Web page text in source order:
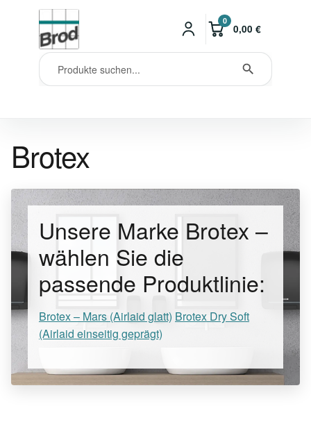
0
0,00 €
Brotex
Unsere Marke Brotex –
wählen Sie die
passende Produktlinie:
Brotex – Mars (Airlaid glatt) Brotex Dry Soft
(Airlaid einseitig geprägt)